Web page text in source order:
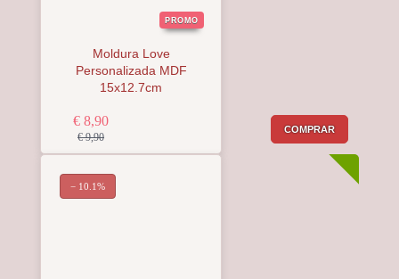
PROMO
Moldura Love
Personalizada MDF
15x12.7cm
€ 8,90
€ 9,90
COMPRAR
− 10.1%